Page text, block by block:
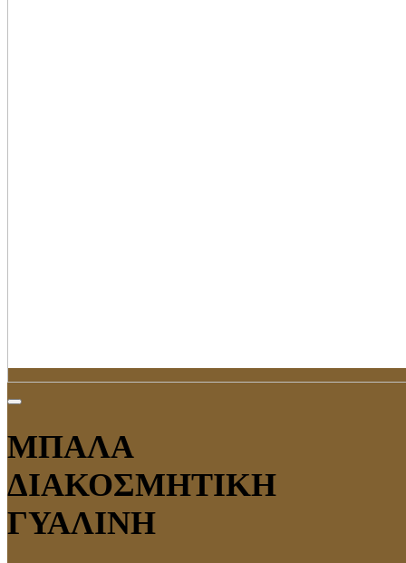
ΜΠΑΛΑ
ΔΙΑΚΟΣΜΗΤΙΚΗ
ΓΥΑΛΙΝΗ